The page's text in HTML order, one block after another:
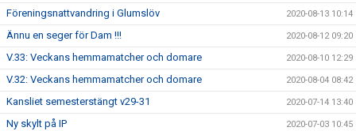
Föreningsnattvandring i Glumslöv 2020-08-13 10:14
Ännu en seger för Dam !!! 2020-08-12 09:20
V.33: Veckans hemmamatcher och domare 2020-08-10 12:29
V.32: Veckans hemmamatcher och domare 2020-08-04 08:42
Kansliet semesterstängt v29-31 2020-07-14 13:40
Ny skylt på IP 2020-07-03 10:45